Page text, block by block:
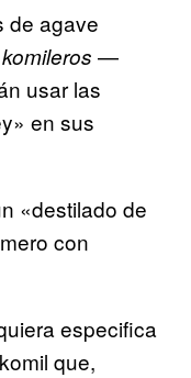
de agave
komileros —
usar las
en sus
«destilado de
con
especifica
que,